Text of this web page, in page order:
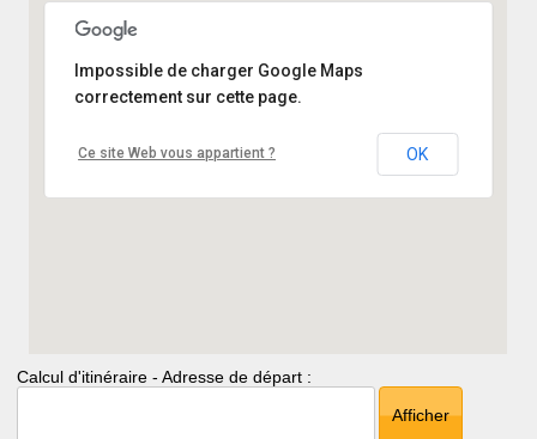
Impossible de charger Google Maps
correctement sur cette page.
Ce site Web vous appartient ? OK
Calcul d'itinéraire - Adresse de départ :
Afficher